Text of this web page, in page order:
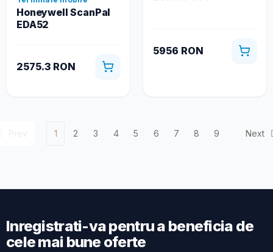
Honeywell ScanPal
EDA52
2575.3 RON
5956 RON
1 2 3 4 5 6 7 8 9 Next
Inregistrati-va pentru a beneficia de
cele mai bune oferte